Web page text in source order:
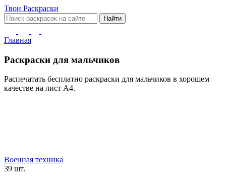
Твои Раскраски
Найти
Главная
Раскраски для мальчиков
Распечатать бесплатно раскраски для мальчиков в хорошем
качестве на лист А4.
Военная техника
39 шт.